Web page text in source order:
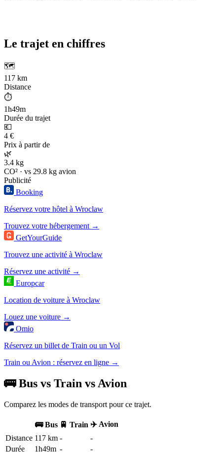
Le trajet en chiffres
🗺️
117 km
Distance
⏱️
1h49m
Durée du trajet
💶
4 €
Prix à partir de
🌿
3.4 kg
CO² · vs 29.8 kg avion
Publicité
Booking
Réservez votre hôtel à Wroclaw
Trouvez votre hébergement →
GetYourGuide
Trouvez une activité à Wroclaw
Réservez une activité →
Europcar
Location de voiture à Wroclaw
Louez une voiture →
Omio
Réservez un billet de Train ou un Vol
Train ou Avion : réservez en ligne →
🚌 Bus vs Train vs Avion
Comparez les modes de transport pour ce trajet.
🚌 Bus 🚆 Train ✈️ Avion
Distance 117 km -
-
Durée
1h49m -
-